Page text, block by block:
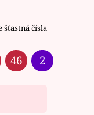
šťastná čísla
46 2